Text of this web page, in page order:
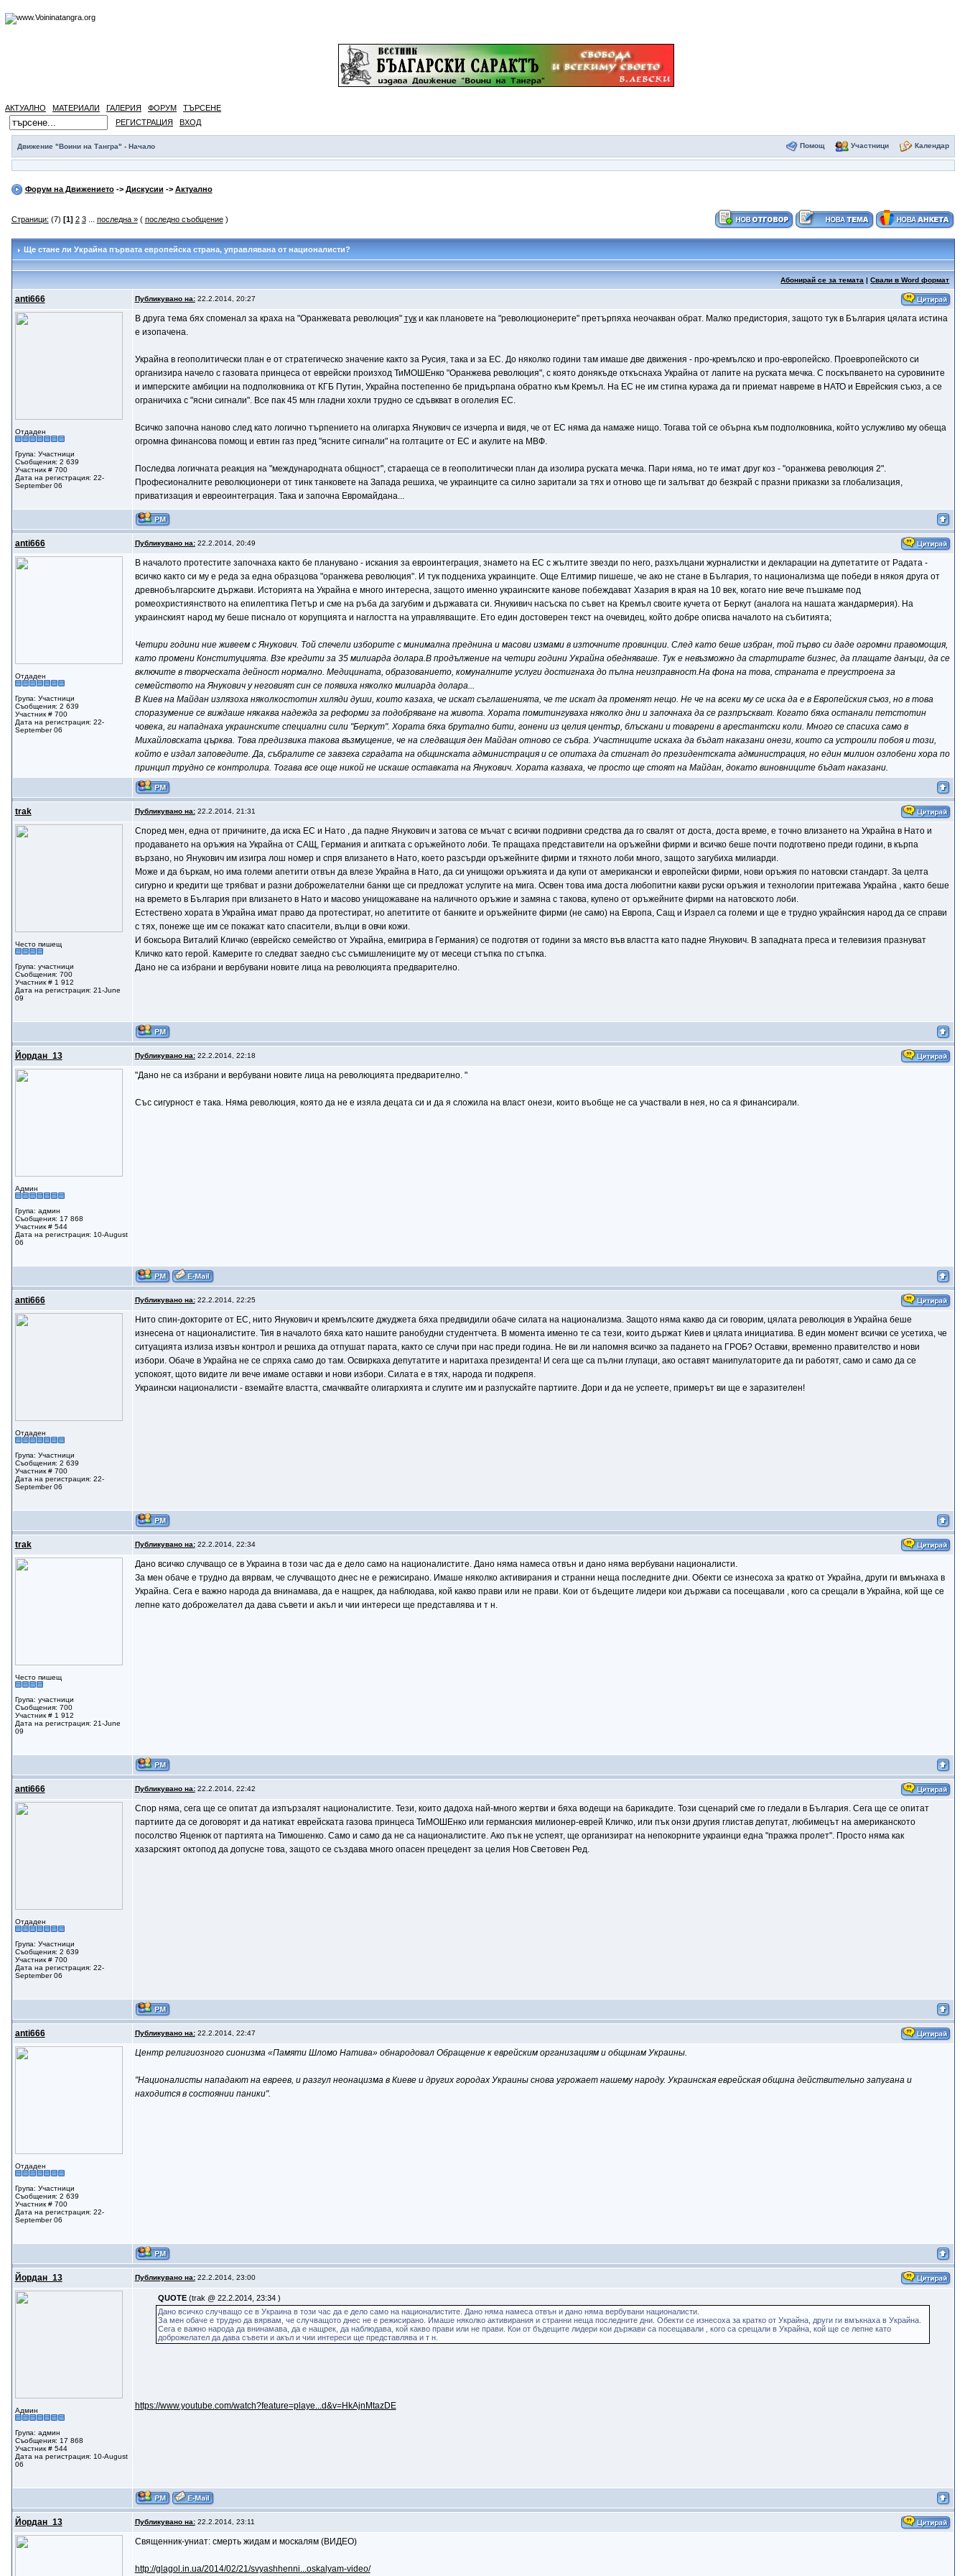
АКТУАЛНО МАТЕРИАЛИ ГАЛЕРИЯ ФОРУМ
ТЪРСЕНЕ
РЕГИСТРАЦИЯ
ВХОД
Движение "Воини на Тангра" - Начало Помощ Участници Календар
Форум на Движението-> Дискусии -> Актуално
Страници: (7) [1] 2 3... последна »( последно съобщение)
Ще стане ли Украйна първата европейска страна, управлявана от националисти?
Абонирай се за темата |Свали в Word формат
anti666 Публикувано на:22.2.2014, 20:27
Отдаден
Група: Участници
Съобщения: 2 639
Участник # 700
Дата на регистрация: 22-
September 06
В друга тема бях споменал за краха на "Оранжевата революция" туки как плановете на "революционерите" претърпяха неочакван обрат. Малко предистория, защото тук в България цялата истина
е изопачена.
Украйна в геополитически план е от стратегическо значение както за Русия, така и за ЕС. До няколко години там имаше две движения - про-кремълско и про-европейско. Проевропейското си
организира начело с газовата принцеса от еврейски произход ТиМОШЕнко "Оранжева революция", с която донякъде откъснаха Украйна от лапите на руската мечка. С поскъпването на суровините
и имперските амбиции на подполковника от КГБ Путин, Украйна постепенно бе придърпана обратно към Кремъл. На ЕС не им стигна куража да ги приемат навреме в НАТО и Еврейския съюз, а се
ограничиха с "ясни сигнали". Все пак 45 млн гладни хохли трудно се сдъвкват в оголелия ЕС.
Всичко започна наново след като логично търпението на олигарха Янукович се изчерпа и видя, че от ЕС няма да намаже нищо. Тогава той се обърна към подполковника, който услужливо му обеща
огромна финансова помощ и евтин газ пред "ясните сигнали" на голтаците от ЕС и акулите на МВФ.
Последва логичната реакция на "международната общност", стараеща се в геополитически план да изолира руската мечка. Пари няма, но те имат друг коз - "оранжева революция 2".
Професионалните революционери от тинк танковете на Запада решиха, че украинците са силно заритали за тях и отново ще ги залъгват до безкрай с празни приказки за глобализация,
приватизация и евреоинтеграция. Така и започна Евромайдана...
anti666 Публикувано на:22.2.2014, 20:49
Отдаден
Група: Участници
Съобщения: 2 639
Участник # 700
Дата на регистрация: 22-
September 06
В началото протестите започнаха както бе планувано - искания за евроинтеграция, знамето на ЕС с жълтите звезди по него, разхълцани журналистки и декларации на дупетатите от Радата -
всичко както си му е реда за една образцова "оранжева революция". И тук подцениха украинците. Още Елтимир пишеше, че ако не стане в България, то национализма ще победи в някоя друга от
древнобългарските държави. Историята на Украйна е много интересна, защото именно украинските канове побеждават Хазария в края на 10 век, когато ние вече пъшкаме под
ромеохристиянството на епилептика Петър и сме на ръба да загубим и държавата си. Янукивич насъска по съвет на Кремъл своите кучета от Беркут (аналога на нашата жандармерия). На
украинският народ му беше писнало от корупцията и наглостта на управляващите. Ето един достоверен текст на очевидец, който добре описва началото на събитията;
Четири години ние живеем с Янукович. Той спечели изборите с минимална преднина и масови измами в източните провинции. След като беше избран, той първо си даде огромни правомощия,
като промени Конституцията. Взе кредити за 35 милиарда долара.В продължение на четири години Украйна обедняваше. Тук е невъзможно да стартирате бизнес, да плащате данъци, да се
включите в творческата дейност нормално. Медицината, образованието, комуналните услуги достигнаха до пълна неизправност.На фона на това, страната е преустроена за
семейството на Янукович у неговият син се появиха няколко милиарда долара...
В Киев на Майдан излязоха няколкостотин хиляди души, които казаха, че искат съглашенията, че те искат да променят нещо. Не че на всеки му се иска да е в Европейския съюз, но в това
споразумение се виждаше някаква надежда за реформи за подобряване на живота. Хората помитингуваха няколко дни и започнаха да се разпръскват. Когато бяха останали петстотин
човека, ги нападнаха украинските специални сили "Беркут". Хората бяха брутално бити, гонени из целия център, блъскани и товарени в арестантски коли. Много се спасиха само в
Михайловската църква. Това предизвика такова възмущение, че на следващия ден Майдан отново се събра. Участниците искаха да бъдат наказани онези, които са устроили побоя и този,
който е издал заповедите. Да, събралите се завзеха сградата на общинската администрация и се опитаха да стигнат до президентската администрация, но един милион озлобени хора по
принцип трудно се контролира. Тогава все още никой не искаше оставката на Янукович. Хората казваха, че просто ще стоят на Майдан, докато виновниците бъдат наказани.
trak Публикувано на:22.2.2014, 21:31
Често пишещ
Група: участници
Съобщения: 700
Участник # 1 912
Дата на регистрация: 21-June
09
Според мен, една от причините, да иска ЕС и Нато , да падне Янукович и затова се мъчат с всички подривни средства да го свалят от доста, доста време, е точно влизането на Украйна в Нато и
продаването на оръжия на Украйна от САЩ, Германия и агитката с оръжейното лоби. Те пращаха представители на оръжейни фирми и всичко беше почти подготвено преди години, в кърпа
вързано, но Янукович им изигра лош номер и спря влизането в Нато, което разсърди оръжейните фирми и тяхното лоби много, защото загубиха милиарди.
Може и да бъркам, но има големи апетити отвън да влезе Украйна в Нато, да си унищожи оръжията и да купи от американски и европейски фирми, нови оръжия по натовски стандарт. За целта
сигурно и кредити ще трябват и разни доброжелателни банки ще си предложат услугите на мига. Освен това има доста любопитни какви руски оръжия и технологии притежава Украйна , както беше
на времето в България при влизането в Нато и масово унищожаване на наличното оръжие и замяна с такова, купено от оръжейните фирми на натовското лоби.
Естествено хората в Украйна имат право да протестират, но апетитите от банките и оръжейните фирми (не само) на Европа, Сащ и Израел са големи и ще е трудно украйнския народ да се справи
с тях, понеже ще им се покажат като спасители, вълци в овчи кожи.
И боксьора Виталий Кличко (еврейско семейство от Украйна, емигрира в Германия) се подготвя от години за място във властта като падне Янукович. В западната преса и телевизия празнуват
Кличко като герой. Камерите го следват заедно със съмишлениците му от месеци стъпка по стъпка.
Дано не са избрани и вербувани новите лица на революцията предварително.
Йордан_13 Публикувано на:22.2.2014, 22:18
Админ
Група: админ
Съобщения: 17 868
Участник # 544
Дата на регистрация: 10-August
06
"Дано не са избрани и вербувани новите лица на революцията предварително. "
Със сигурност е така. Няма революция, която да не е изяла децата си и да я сложила на власт онези, които въобще не са участвали в нея, но са я финансирали.
anti666 Публикувано на:22.2.2014, 22:25
Отдаден
Група: Участници
Съобщения: 2 639
Участник # 700
Дата на регистрация: 22-
September 06
Нито спин-докторите от ЕС, нито Янукович и кремълските джуджета бяха предвидили обаче силата на национализма. Защото няма какво да си говорим, цялата революция в Украйна беше
изнесена от националистите. Тия в началото бяха като нашите ранобудни студентчета. В момента именно те са тези, които държат Киев и цялата инициатива. В един момент всички се усетиха, че
ситуацията излиза извън контрол и решиха да отпушат парата, както се случи при нас преди година. Не ви ли напомня всичко за падането на ГРОБ? Оставки, временно правителство и нови
избори. Обаче в Украйна не се спряха само до там. Освиркаха депутатите и наритаха президента! И сега ще са пълни глупаци, ако оставят манипулаторите да ги работят, само и само да се
успокоят, щото видите ли вече имаме оставки и нови избори. Силата е в тях, народа ги подкрепя.
Украински националисти - вземайте властта, смачквайте олигархията и слугите им и разпускайте партиите. Дори и да не успеете, примерът ви ще е заразителен!
trak Публикувано на:22.2.2014, 22:34
Често пишещ
Група: участници
Съобщения: 700
Участник # 1 912
Дата на регистрация: 21-June
09
Дано всичко случващо се в Украина в този час да е дело само на националистите. Дано няма намеса отвън и дано няма вербувани националисти.
За мен обаче е трудно да вярвам, че случващото днес не е режисирано. Имаше няколко активирания и странни неща последните дни. Обекти се изнесоха за кратко от Украйна, други ги вмъкнаха в
Украйна. Сега е важно народа да внинамава, да е нащрек, да наблюдава, кой какво прави или не прави. Кои от бъдещите лидери кои държави са посещавали , кого са срещали в Украйна, кой ще се
лепне като доброжелател да дава съвети и акъл и чии интереси ще представлява и т н.
anti666 Публикувано на:22.2.2014, 22:42
Отдаден
Група: Участници
Съобщения: 2 639
Участник # 700
Дата на регистрация: 22-
September 06
Спор няма, сега ще се опитат да изпързалят националистите. Тези, които дадоха най-много жертви и бяха водещи на барикадите. Този сценарий сме го гледали в България. Сега ще се опитат
партиите да се договорят и да натикат еврейската газова принцеса ТиМОШЕнко или германския милионер-еврей Кличко, или пък онзи другия глистав депутат, любимецът на американското
посолство Яценюк от партията на Тимошенко. Само и само да не са националистите. Ако пък не успеят, ще организират на непокорните украинци една "пражка пролет". Просто няма как
хазарският октопод да допусне това, защото се създава много опасен прецедент за целия Нов Световен Ред.
anti666 Публикувано на:22.2.2014, 22:47
Отдаден
Група: Участници
Съобщения: 2 639
Участник # 700
Дата на регистрация: 22-
September 06
Центр религиозного сионизма «Памяти Шломо Натива» обнародовал Обращение к еврейским организациям и общинам Украины.
"Националисты нападают на евреев, и разгул неонацизма в Киеве и других городах Украины снова угрожает нашему народу. Украинская еврейская община действительно запугана и
находится в состоянии паники".
Йордан_13 Публикувано на:22.2.2014, 23:00
Админ
Група: админ
Съобщения: 17 868
Участник # 544
Дата на регистрация: 10-August
06
QUOTE (trak @ 22.2.2014, 23:34 )
Дано всичко случващо се в Украина в този час да е дело само на националистите. Дано няма намеса отвън и дано няма вербувани националисти.
За мен обаче е трудно да вярвам, че случващото днес не е режисирано. Имаше няколко активирания и странни неща последните дни. Обекти се изнесоха за кратко от Украйна, други ги вмъкнаха в Украйна.
Сега е важно народа да внинамава, да е нащрек, да наблюдава, кой какво прави или не прави. Кои от бъдещите лидери кои държави са посещавали , кого са срещали в Украйна, кой ще се лепне като
доброжелател да дава съвети и акъл и чии интереси ще представлява и т н.
https://www.youtube.com/watch?feature=playe...d&v=HkAjnMtazDE
Йордан_13 Публикувано на:22.2.2014, 23:11
Священник-униат: смерть жидам и москалям (ВИДЕО)
http://glagol.in.ua/2014/02/21/svyashhenni...oskalyam-video/